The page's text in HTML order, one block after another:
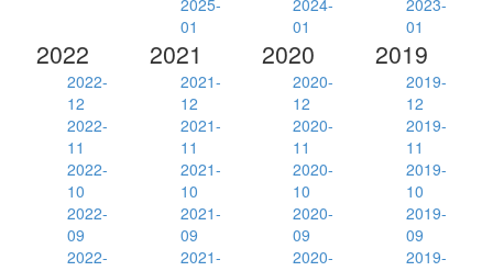
2025-
01
2024-
01
2023-
01
2022
2022-
12
2022-
11
2022-
10
2022-
09
2022-
2021
2021-
12
2021-
11
2021-
10
2021-
09
2021-
2020
2020-
12
2020-
11
2020-
10
2020-
09
2020-
2019
2019-
12
2019-
11
2019-
10
2019-
09
2019-